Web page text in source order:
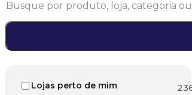
Lojas perto de mim